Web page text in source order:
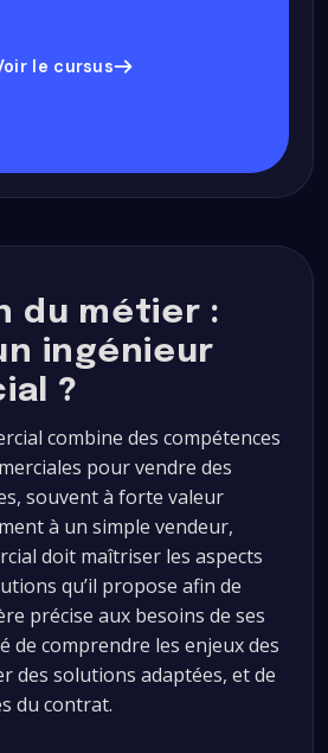
le cursus
du métier :
ingénieur
?
combine des compétences
pour vendre des
souvent à forte valeur
à un simple vendeur,
doit maîtriser les aspects
qu’il propose afin de
précise aux besoins de ses
de comprendre les enjeux des
des solutions adaptées, et de
du contrat.